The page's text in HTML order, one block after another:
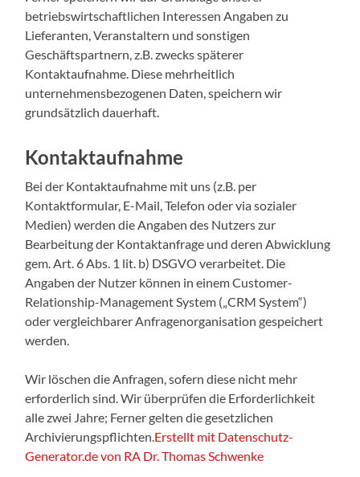
betriebswirtschaftlichen Interessen Angaben zu
Lieferanten, Veranstaltern und sonstigen
Geschäftspartnern, z.B. zwecks späterer
Kontaktaufnahme. Diese mehrheitlich
unternehmensbezogenen Daten, speichern wir
grundsätzlich dauerhaft.
Kontaktaufnahme
Bei der Kontaktaufnahme mit uns (z.B. per
Kontaktformular, E-Mail, Telefon oder via sozialer
Medien) werden die Angaben des Nutzers zur
Bearbeitung der Kontaktanfrage und deren Abwicklung
gem. Art. 6 Abs. 1 lit. b) DSGVO verarbeitet. Die
Angaben der Nutzer können in einem Customer-
Relationship-Management System („CRM System“)
oder vergleichbarer Anfragenorganisation gespeichert
werden.
Wir löschen die Anfragen, sofern diese nicht mehr
erforderlich sind. Wir überprüfen die Erforderlichkeit
alle zwei Jahre; Ferner gelten die gesetzlichen
Archivierungspflichten. Erstellt mit Datenschutz-
Generator.de von RA Dr. Thomas Schwenke